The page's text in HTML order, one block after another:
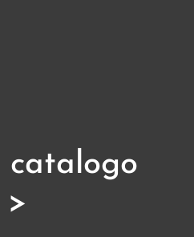
catalogo